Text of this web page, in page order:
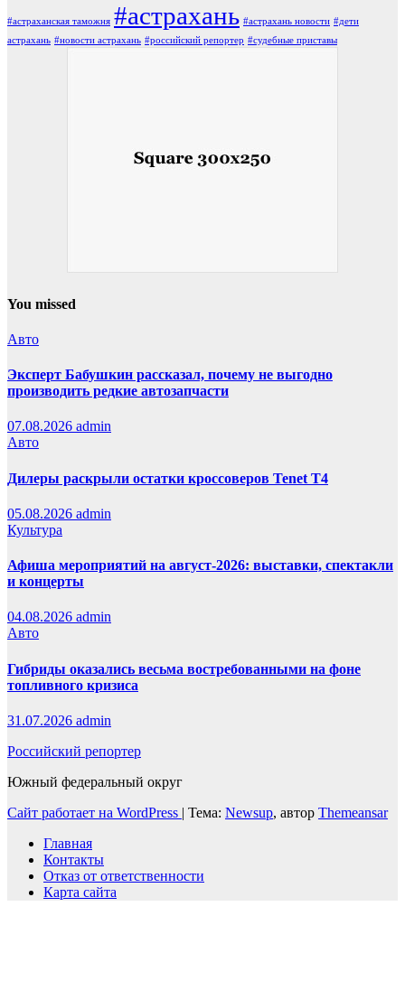
#астраханская таможня #астрахань #астрахань новости #дети
астрахань #новости астрахань #российский репортер #судебные приставы
You missed
Авто
Эксперт Бабушкин рассказал, почему не выгодно
производить редкие автозапчасти
07.08.2026 admin
Авто
Дилеры раскрыли остатки кроссоверов Tenet T4
05.08.2026 admin
Культура
Афиша мероприятий на август-2026: выставки, спектакли
и концерты
04.08.2026 admin
Авто
Гибриды оказались весьма востребованными на фоне
топливного кризиса
31.07.2026 admin
Российский репортер
Южный федеральный округ
Сайт работает на WordPress | Тема: Newsup, автор Themeansar
Главная
Контакты
Отказ от ответственности
Карта сайта